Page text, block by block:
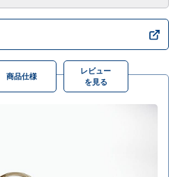
商品仕様
レビュー
を見る